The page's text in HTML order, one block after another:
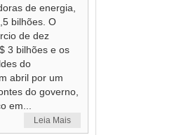
de energia,
bilhões. O
de dez
3 bilhões e os
do
abril por um
do governo,
em...
Leia Mais